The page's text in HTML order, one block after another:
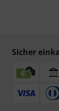
Sicher